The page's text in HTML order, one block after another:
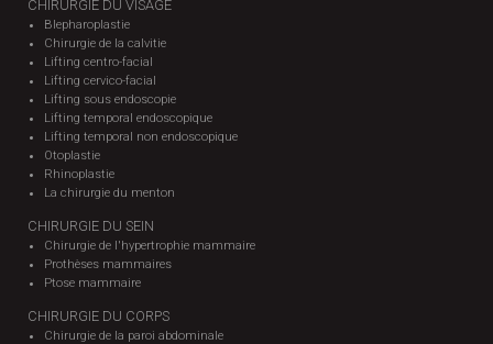
CHIRURGIE DU VISAGE
Blepharoplastie
Chirurgie de la calvitie
Lifting centro-facial
Lifting cervico-facial
Lifting sous endoscopie
Lifting temporal endoscopique
Lifting temporal non endoscopique
Otoplastie
Rhinoplastie
La chirurgie du menton
CHIRURGIE DU SEIN
Chirurgie de l'hypertrophie mammaire
Prothèses mammaires
Ptose mammaire
CHIRURGIE DU CORPS
Chirurgie de la paroi abdominale